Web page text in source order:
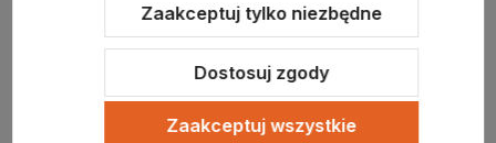
Sklep internetowy Shoper Premium
Szablon Shoper Modern 3.0™
Zaakceptuj tylko niezbędne
Dostosuj zgody
Zaakceptuj wszystkie